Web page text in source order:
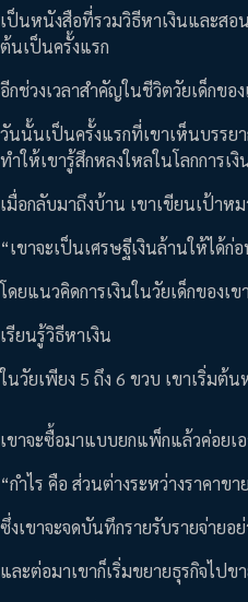
เป็นหนังสือที่รวมวิธีหาเงินและสอ
ต้นเป็นครั้งแรก
อีกช่วงเวลาสำคัญในชีวิตวัยเด็กข
วันนั้นเป็นครั้งแรกที่เขาเห็นบรรย
ทำให้เขารู้สึกหลงใหลในโลกการเ
เมื่อกลับมาถึงบ้าน เขาเขียนเป้าห
“เขาจะเป็นเศรษฐีเงินล้านให้ได้ก่
โดยแนวคิดการเงินในวัยเด็กของเ
เรียนรู้วิธีหาเงิน
ในวัยเพียง 5 ถึง 6 ขวบ เขาเริ่มต้
เขาจะซื้อมาแบบยกแพ็กแล้วค่อยเ
“กำไร คือ ส่วนต่างระหว่างราคาข
ซึ่งเขาจะจดบันทึกรายรับรายจ่ายอ
และต่อมาเขาก็เริ่มขยายธุรกิจไปข